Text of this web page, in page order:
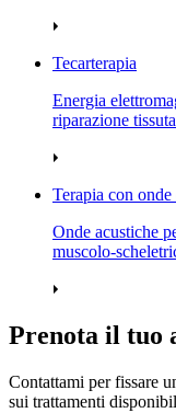
Tecarterapia
Energia
riparazione
Terapia con onde
Onde acustiche
Prenota il tuo
Contattami per fissare
sui trattamenti